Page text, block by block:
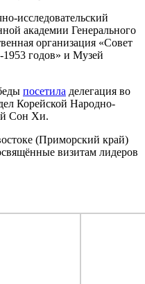
исследовательский
академии Генерального
организация «Совет
годов» и Музей
посетила делегация во
Корейской Народно-
Сон Хи.
(Приморский край)
визитам лидеров